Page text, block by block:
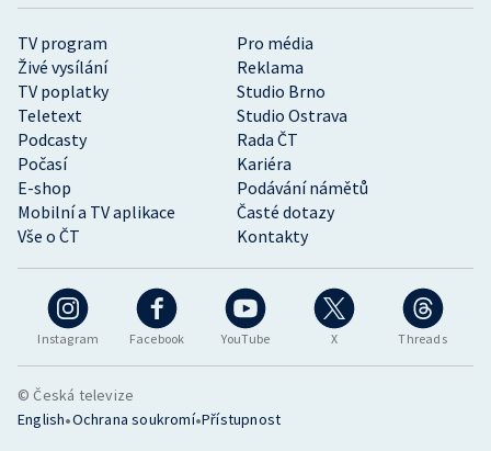
Instagram Facebook YouTube X Threads
TV program
Pro média
Živé vysílání
Reklama
TV poplatky
Studio Brno
Teletext
Studio Ostrava
Podcasty
Rada ČT
Počasí
Kariéra
E-shop
Podávání námětů
Mobilní a TV aplikace
Časté dotazy
Vše o ČT
Kontakty
© Česká televize
English•Ochrana soukromí•Přístupnost